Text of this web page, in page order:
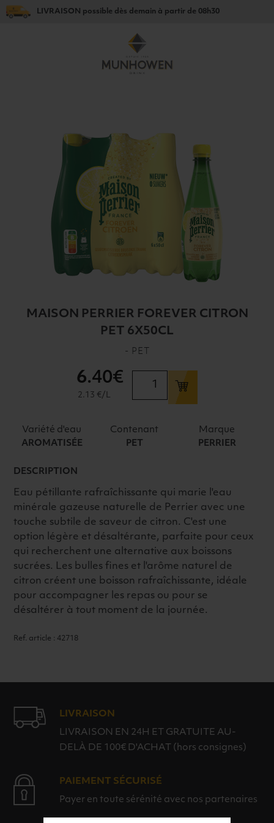
LIVRAISON possible dès demain à partir de 08h30
MAISON PERRIER FOREVER CITRON
PET 6X50CL
- PET
MAISON
6.40€
2.13 €/L
Variété d'eau
AROMATISÉE
Contenant
PET
Marque
PERRIER
DESCRIPTION
Eau pétillante rafraîchissante qui marie l'eau
minérale gazeuse naturelle de Perrier avec une
touche subtile de saveur de citron. C'est une
option légère et désaltérante, parfaite pour ceux
qui recherchent une alternative aux boissons
sucrées. Les bulles fines et l'arôme naturel de
citron créent une boisson rafraîchissante, idéale
pour accompagner les repas ou pour se
désaltérer à tout moment de la journée.
Ref. article : 42718
LIVRAISON
LIVRAISON EN 24H ET GRATUITE AU-
DELÀ DE 100€ D'ACHAT (hors consignes)
PAIEMENT SÉCURISÉ
Payer en toute sérénité avec nos partenaires